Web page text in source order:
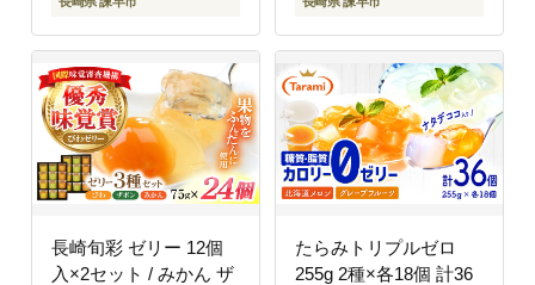
社たらみ [AHBR001]
長崎旬彩 ゼリー 12個
入×2セット / みかん ザ
たらみトリプルゼロ
255g 2種×各18個 計36